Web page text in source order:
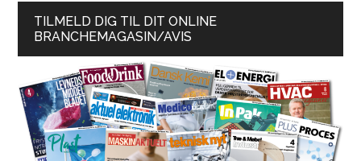
TILMELD DIG TIL DIT ONLINE
BRANCHEMAGASIN/AVIS